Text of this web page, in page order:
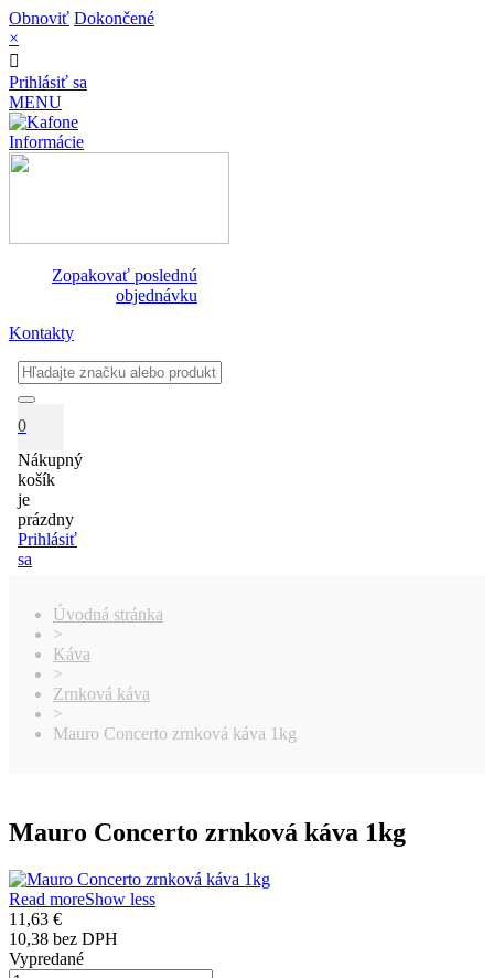
Obnoviť Dokončené
×
Prihlásiť sa
MENU
Informácie
Zopakovať poslednú
objednávku
Kontakty
0
Nákupný
košík
je
prázdny
Prihlásiť
sa
Úvodná stránka
>
Káva
>
Zrnková káva
>
Mauro Concerto zrnková káva 1kg
Mauro Concerto zrnková káva 1kg
Read moreShow less
11,63 €
10,38 bez DPH
Vypredané